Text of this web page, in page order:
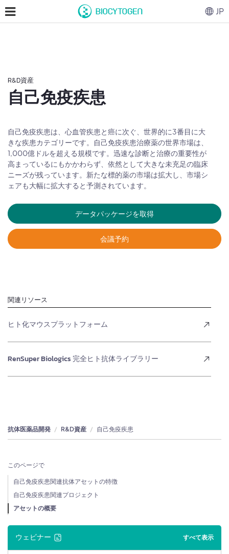
R&D資産
自己免疫疾患
自己免疫疾患は、心血管疾患と癌に次ぐ、世界的に3番目に大
きな疾患カテゴリーです。自己免疫疾患治療薬の世界市場は、
1,000億ドルを超える規模です。迅速な診断と治療の重要性が
高まっているにもかかわらず、依然として大きな未充足の臨床
ニーズが残っています。新たな標的薬の市場は拡大し、市場シ
ェアも大幅に拡大すると予測されています。
データパッケージを取得
会議予約
関連リソース
ヒト化マウスプラットフォーム
RenSuper Biologics 完全ヒト抗体ライブラリー
抗体医薬品開発 R&D資産 自己免疫疾患
このページで
自己免疫疾患関連抗体アセットの特徴
自己免疫疾患関連プロジェクト
アセットの概要
ウェビナー すべて表示
JP